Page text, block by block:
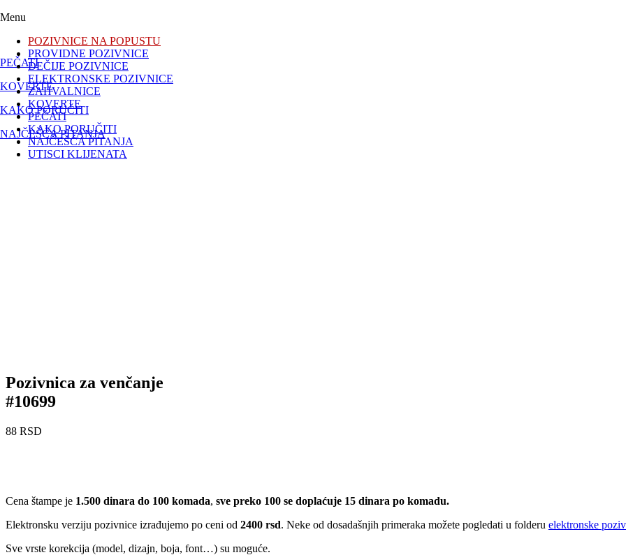
PEČATI
KOVERTE
KAKO PORUČITI
NAJČEŠĆA PITANJA
Menu
POZIVNICE NA POPUSTU
PROVIDNE POZIVNICE
DEČIJE POZIVNICE
ELEKTRONSKE POZIVNICE
ZAHVALNICE
KOVERTE
PEČATI
KAKO PORUČITI
NAJČEŠĆA PITANJA
UTISCI KLIJENATA
Pozivnica za venčanje
#10699
88 RSD
Cena štampe je 1.500 dinara do 100 komada, sve preko 100 se doplaćuje 15 dinara po komadu.
Elektronsku verziju pozivnice izrađujemo po ceni od 2400 rsd. Neke od dosadašnjih primeraka možete pogledati u folderu elektronske
Sve vrste korekcija (model, dizajn, boja, font…) su moguće.